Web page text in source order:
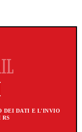
DEI DATI E L'INVIO
RS